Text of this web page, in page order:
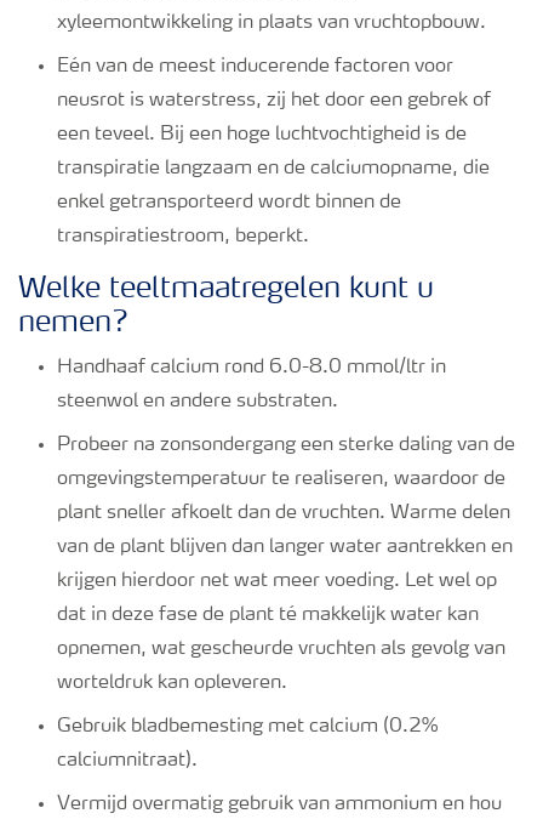
xyleemontwikkeling in plaats van vruchtopbouw.
Eén van de meest inducerende factoren voor
neusrot is waterstress, zij het door een gebrek of
een teveel. Bij een hoge luchtvochtigheid is de
transpiratie langzaam en de calciumopname, die
enkel getransporteerd wordt binnen de
transpiratiestroom, beperkt.
Welke teeltmaatregelen kunt u
nemen?
Handhaaf calcium rond 6.0-8.0 mmol/ltr in
steenwol en andere substraten.
Probeer na zonsondergang een sterke daling van de
omgevingstemperatuur te realiseren, waardoor de
plant sneller afkoelt dan de vruchten. Warme delen
van de plant blijven dan langer water aantrekken en
krijgen hierdoor net wat meer voeding. Let wel op
dat in deze fase de plant té makkelijk water kan
opnemen, wat gescheurde vruchten als gevolg van
worteldruk kan opleveren.
Gebruik bladbemesting met calcium (0.2%
calciumnitraat).
Vermijd overmatig gebruik van ammonium en hou